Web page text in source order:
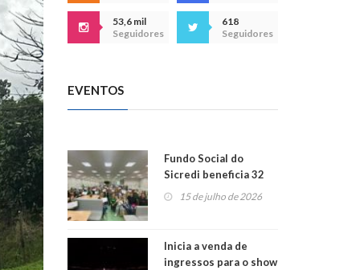
53,6 mil
Seguidores
618
Seguidores
EVENTOS
Fundo Social do
Sicredi beneficia 32
projetos em
15 de julho de 2026
Inicia a venda de
ingressos para o show